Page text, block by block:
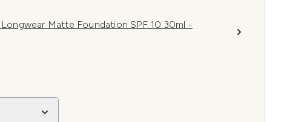
Matte Foundation SPF 10 30ml -